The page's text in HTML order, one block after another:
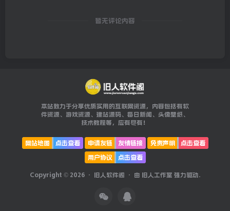
暂无评论内容
本站致力于分享优质实用的互联网资源，内容包括有软
件资源、游戏资源、建站源码、每日新闻、头像壁纸、
技术教程等，应有尽有！
网站地图 点击查看 申请友链 友情链接 免责声明
点击查看
用户协议
点击查看
Copyright © 2026 · 旧人软件阁 · 由 旧人工作室 强力驱动.